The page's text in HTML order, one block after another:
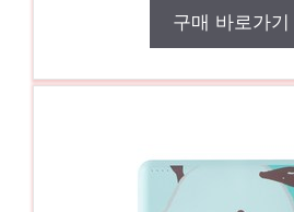
구매 바로가기